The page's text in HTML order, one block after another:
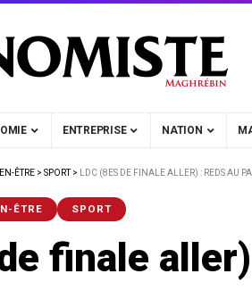
ENTREPRISE NATION
ÊTRE > SPORT> LDC (8ES DE FINALE ALLER) : REDS AU
ÊTRE SPORT
finale